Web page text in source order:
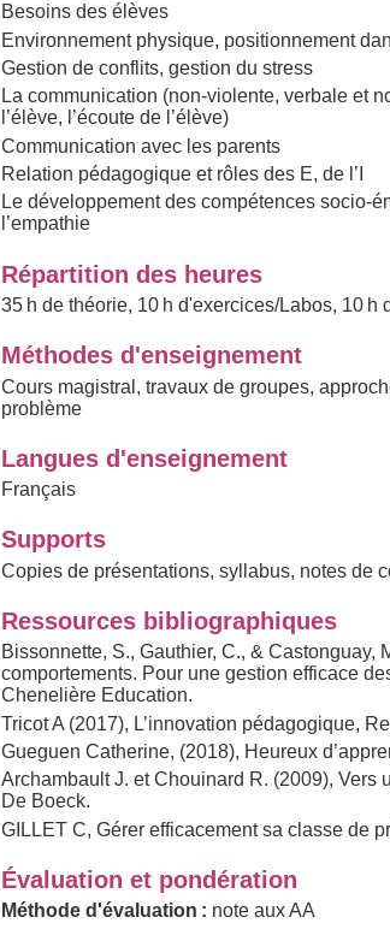
Besoins des élèves
Environnement physique, positionnement
Gestion de conflits, gestion du stress
La communication (non-violente, verbale et
l’élève, l’écoute de l’élève)
Communication avec les parents
Relation pédagogique et rôles des E, de l’I
Le développement des compétences socio-
l’empathie
Répartition des heures
35 h de théorie, 10 h d'exercices/Labos, 10 h
Méthodes d'enseignement
Cours magistral, travaux de groupes,
problème
Langues d'enseignement
Français
Supports
Copies de présentations, syllabus, notes de
Ressources bibliographiques
Bissonnette, S., Gauthier, C., & Castonguay,
comportements. Pour une gestion efficace
Chenelière Education.
Tricot A (2017), L’innovation pédagogique,
Gueguen Catherine, (2018), Heureux
Archambault J. et Chouinard R. (2009), Vers
De Boeck.
GILLET C, Gérer efficacement sa classe de
Évaluation et pondération
Méthode d'évaluation : note aux AA